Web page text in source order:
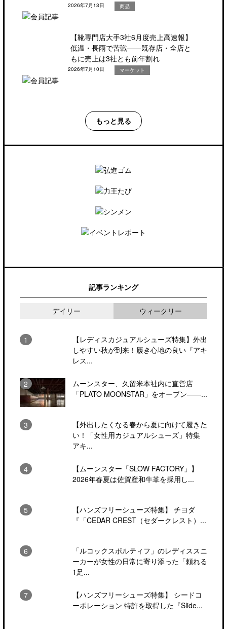
2026年7月13日 商品
【靴専門店大手3社6月度売上高速報】
低温・長雨で苦戦――既存店・全店と
もに売上は3社とも前年割れ
2026年7月10日 マーケット
もっと見る
記事ランキング
デイリー ウィークリー
【レディスカジュアルシューズ特集】外出
しやすい秋が到来！履き心地の良い『アキ
レス...
ムーンスター、久留米本社内に直営店
「PLATO MOONSTAR」をオープン――...
【外出したくなる春から夏に向けて履きた
い！「女性用カジュアルシューズ」特集
アキ...
【ムーンスター「SLOW FACTORY」】
2026年春夏は佐賀産和牛革を採用し...
【ハンズフリーシューズ特集】 チヨダ
『「CEDAR CREST（セダークレスト）...
「ルコックスポルティフ」のレディススニ
ーカーが女性の日常に寄り添った「頼れる
1足...
【ハンズフリーシューズ特集】 シードコ
ーポレーション 特許を取得した『Slide...